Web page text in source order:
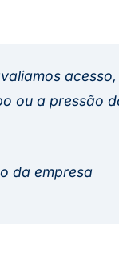
ou a pressão
da empresa